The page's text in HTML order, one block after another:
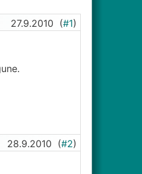
27.9.2010 (#1)
28.9.2010 (#2)